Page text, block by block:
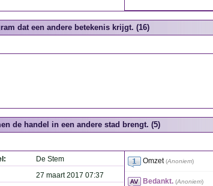
dat een andere betekenis krijgt. (16)
de handel in een andere stad brengt. (5)
De Stem
27 maart 2017 07:37
Omzet (Anoniem)
Bedankt. (Anoniem)